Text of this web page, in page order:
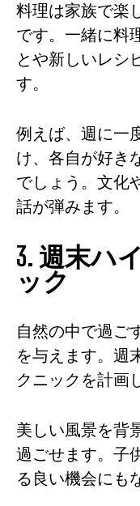
料理は家族で楽
です。一緒に料
とや新しいレシ
す。
例えば、週に一
け、各自が好き
でしょう。文化
話が弾みます。
3. 週末ハ
ック
自然の中で過ご
を与えます。週
クニックを計画
美しい風景を背
過ごせます。子
る良い機会にも